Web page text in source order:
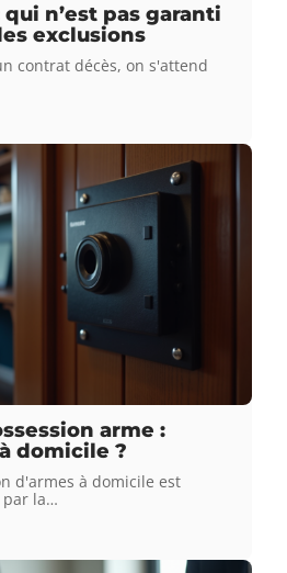
n’est pas garanti
exclusions
contrat décès, on s'attend
arme :
domicile ?
d'armes à domicile est
la…